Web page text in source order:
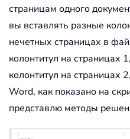
страницам одного
вы вставлять разные
нечетных страницах в
колонтитул на страницах
колонтитул на страницах
Word, как показано на
представлю методы